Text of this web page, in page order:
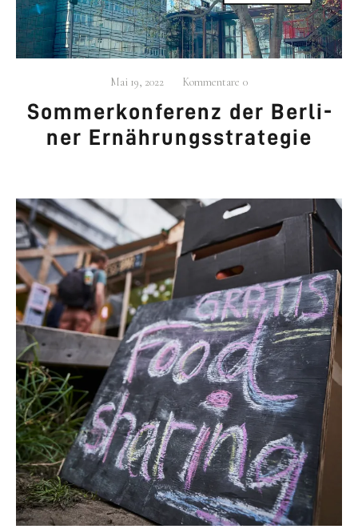
Mai 19, 2022 Kommentare 0
Som­mer­kon­fe­renz der Ber­li­
ner Ernäh­rungs­stra­te­gie